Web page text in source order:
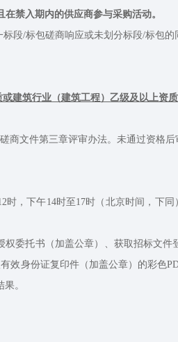
禁入期内的供应商参与采购活动。
/标包磋商响应或未划分标段/标包
建筑行业（建筑工程）乙级及以上资质
文件第三章评审办法。未通过资格
时，下午14时至17时（北京时间，下同
托书（加盖公章）、获取招标文件
身份证复印件（加盖公章）的彩色
。